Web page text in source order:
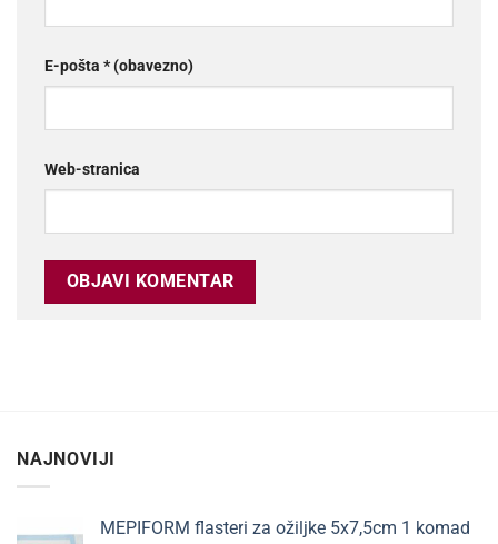
E-pošta * (obavezno)
Web-stranica
NAJNOVIJI
MEPIFORM flasteri za ožiljke 5x7,5cm 1 komad